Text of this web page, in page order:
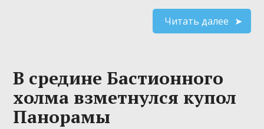
Читать далее
В средине Бастионного
холма взметнулся купол
Панорамы